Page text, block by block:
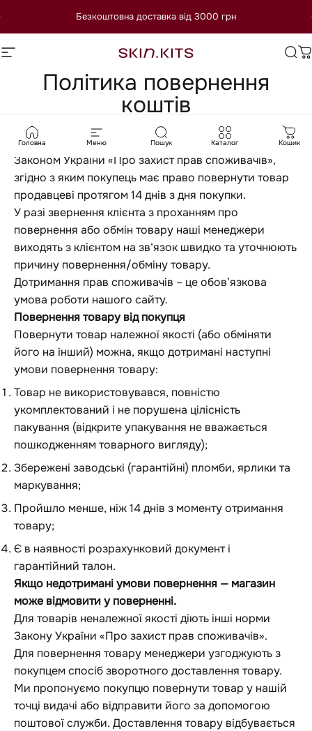
Безкоштовна доставка від 3000 грн
Навігація сайтом SkinKits
Головна Меню Пошук Каталог Кошик
Політика повернення
коштів
Обмін та повернення товару
Обмін і повернення товару регламентується
Законом України «Про захист прав споживачів»,
згідно з яким покупець має право повернути товар
продавцеві протягом 14 днів з дня покупки.
У разі звернення клієнта з проханням про
повернення або обмін товару наші менеджери
виходять з клієнтом на зв‘язок швидко та уточнюють
причину повернення/обміну товару.
Дотримання прав споживачів – це обов’язкова
умова роботи нашого сайту.
Повернення товару від покупця
Повернути товар належної якості (або обміняти
його на інший) можна, якщо дотримані наступні
умови повернення товару:
Товар не використовувався, повністю
укомплектований і не порушена цілісність
пакування (відкрите упакування не вважається
пошкодженням товарного вигляду);
Збережені заводські (гарантійні) пломби, ярлики та
маркування;
Пройшло менше, ніж 14 днів з моменту отримання
товару;
Є в наявності розрахунковий документ і
гарантійний талон.
Якщо недотримані умови повернення — магазин
може відмовити у поверненні.
Для товарів неналежної якості діють інші норми
Закону України «Про захист прав споживачів».
Для повернення товару менеджери узгоджують з
покупцем спосіб зворотного доставлення товару.
Ми пропонуємо покупцю повернути товар у нашій
точці видачі або відправити його за допомогою
поштової служби. Доставлення товару відбувається